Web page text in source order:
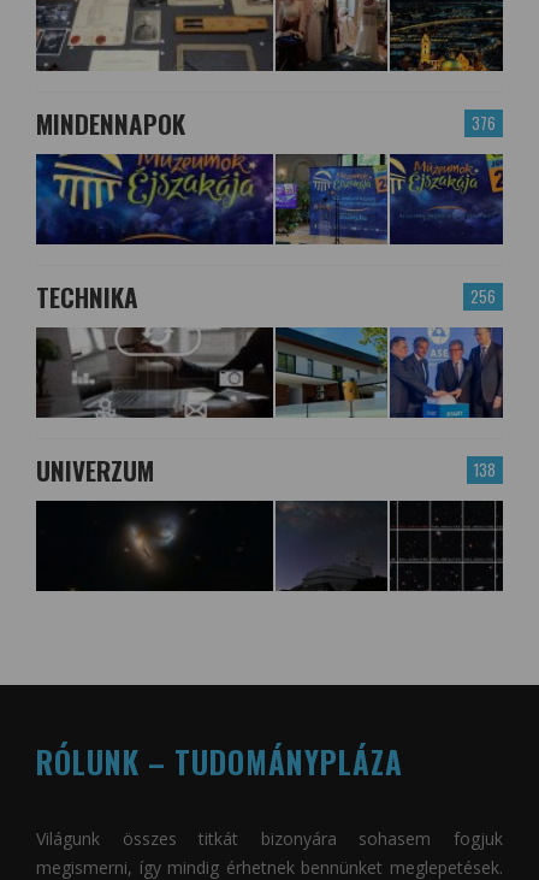
376
MINDENNAPOK
256
TECHNIKA
138
UNIVERZUM
RÓLUNK – TUDOMÁNYPLÁZA
Világunk összes titkát bizonyára sohasem fogjuk
megismerni, így mindig érhetnek bennünket meglepetések.